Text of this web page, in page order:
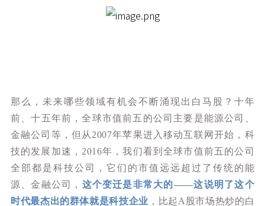
那么，未来哪些领域有机会不断涌现出白马股？十年
前、十五年前，全球市值前五的公司主要是能源公司、
金融公司等，但从2007年苹果进入移动互联网开始，科
技的发展加速，2016年，我们看到全球市值前五的公司
全部都是科技公司，它们的市值远远超过了传统的能
源、金融公司， 这个变迁是非常大的——这说明了这个
时代最杰出的群体就是科技企业 ，比起A股市场热炒的白